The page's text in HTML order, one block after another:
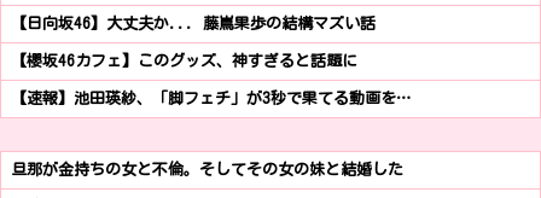
【日向坂46】大丈夫か... 藤嶌果歩の結構マズい話
【櫻坂46カフェ】このグッズ、神すぎると話題に
【速報】池田瑛紗、「脚フェチ」が3秒で果てる動画を…
旦那が金持ちの女と不倫。そしてその女の妹と結婚した